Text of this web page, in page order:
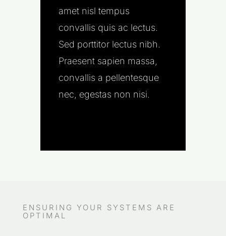
amet nisl tempus
convallis quis ac lectus.
Sed porttitor lectus nibh.
Praesent sapien massa,
convallis a pellentesque
nec, egestas non nisi.
ENSURING YOUR SYSTEMS ARE
OPTIMAL